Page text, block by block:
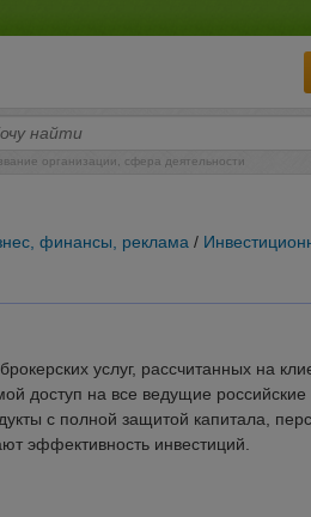
организации, сфера деятельности
финансы, реклама /
услуг, рассчитанных на
доступ на все ведущие
с полной защитой капитала,
эффективность инвестиций.